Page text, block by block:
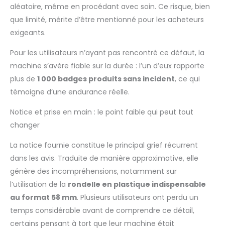
fabriquer des
badges. Le processus
d'utilisation est
aventure de
fabrication de
badges plus sûre et
plus pratique.
qui sommeil en vous
et créez vos badges
correspondent.
Cadeau Spécial : Le kit
de fabrication de
badges à épingles
est un cadeau parfait
pour vos enfants,
votre femme, votre
mère ou vos amis.
Vous pouvez utiliser
aléatoire, même en procédant avec soin. Ce risque, bien
que limité, mérite d’être mentionné pour les acheteurs
exigeants.
Pour les utilisateurs n’ayant pas rencontré ce défaut, la
machine s’avère fiable sur la durée : l’un d’eux rapporte
plus de 1 000 badges produits sans incident, ce qui
témoigne d’une endurance réelle.
Notice et prise en main : le point faible qui peut tout
changer
La notice fournie constitue le principal grief récurrent
dans les avis. Traduite de manière approximative, elle
génère des incompréhensions, notamment sur
l’utilisation de la rondelle en plastique indispensable
au format 58 mm. Plusieurs utilisateurs ont perdu un
temps considérable avant de comprendre ce détail,
certains pensant à tort que leur machine était